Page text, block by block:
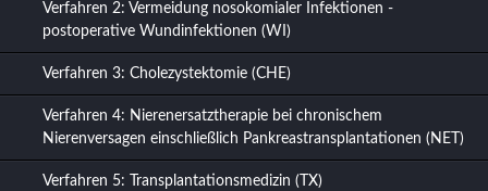
Verfahren 2: Vermeidung nosokomialer Infektionen -
postoperative Wundinfektionen (WI)
Verfahren 3: Cholezystektomie (CHE)
Verfahren 4: Nierenersatztherapie bei chronischem
Nierenversagen einschließlich Pankreastransplantationen (NET)
Verfahren 5: Transplantationsmedizin (TX)